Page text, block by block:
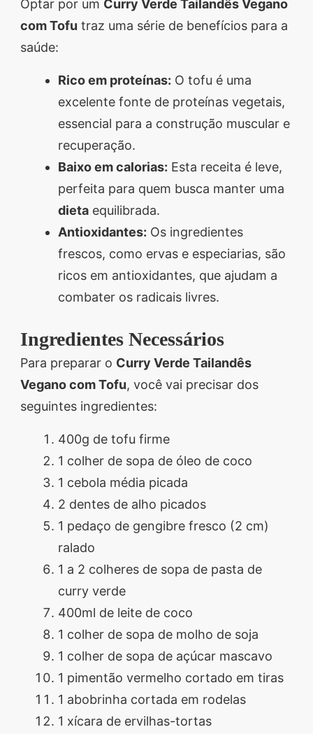
Optar por um Curry Verde Tailandês Vegano
com Tofu traz uma série de benefícios para a
saúde:
Rico em proteínas: O tofu é uma
excelente fonte de proteínas vegetais,
essencial para a construção muscular e
recuperação.
Baixo em calorias: Esta receita é leve,
perfeita para quem busca manter uma
dieta equilibrada.
Antioxidantes: Os ingredientes
frescos, como ervas e especiarias, são
ricos em antioxidantes, que ajudam a
combater os radicais livres.
Ingredientes Necessários
Para preparar o Curry Verde Tailandês
Vegano com Tofu, você vai precisar dos
seguintes ingredientes:
400g de tofu firme
1 colher de sopa de óleo de coco
1 cebola média picada
2 dentes de alho picados
1 pedaço de gengibre fresco (2 cm)
ralado
1 a 2 colheres de sopa de pasta de
curry verde
400ml de leite de coco
1 colher de sopa de molho de soja
1 colher de sopa de açúcar mascavo
1 pimentão vermelho cortado em tiras
1 abobrinha cortada em rodelas
1 xícara de ervilhas-tortas